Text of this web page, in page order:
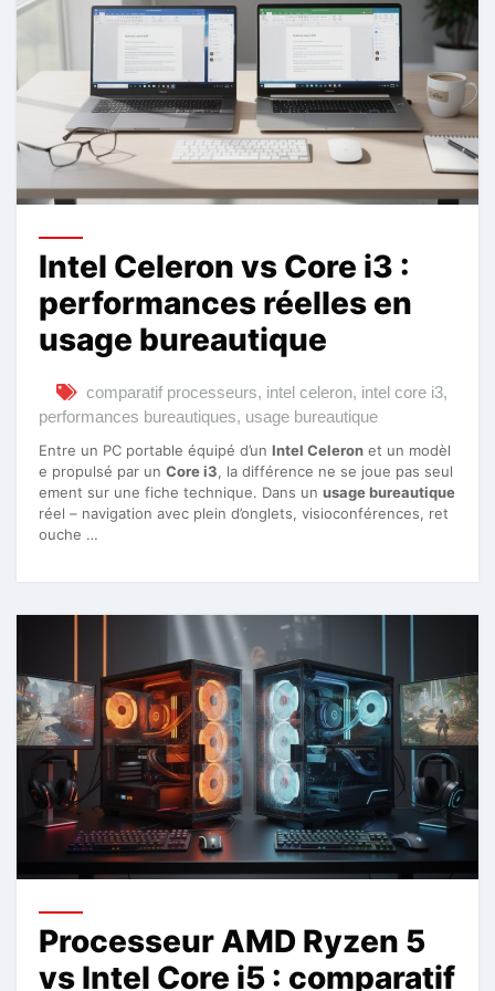
Intel Celeron vs Core i3 :
performances réelles en
usage bureautique
comparatif processeurs, intel celeron, intel core i3,
performances bureautiques, usage bureautique
Entre un PC portable équipé d’un Intel Celeron et un modèl
e propulsé par un Core i3, la différence ne se joue pas seul
ement sur une fiche technique. Dans un usage bureautique
réel – navigation avec plein d’onglets, visioconférences, ret
ouche …
Processeur AMD Ryzen 5
vs Intel Core i5 : comparatif